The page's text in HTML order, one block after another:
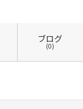
ブログ
(0)